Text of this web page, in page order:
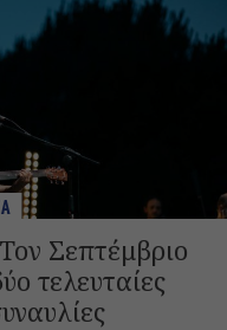
Σεπτέμβριο
τελευταίες